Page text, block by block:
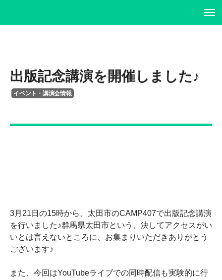
書籍・DVD
イベント・講演情報
履歴書
書籍・DVD
出版記念講演を開催しました♪
イベント・講演会情報
3月21日の15時から、太田市のCAMP407で出版記念講演
を行いました♪群馬県太田市という、決してアクセスがい
いとは言えないところに、お集まりいただきありがとう
ございます♪
また、今回はYouTubeライブでの同時配信も実験的に行